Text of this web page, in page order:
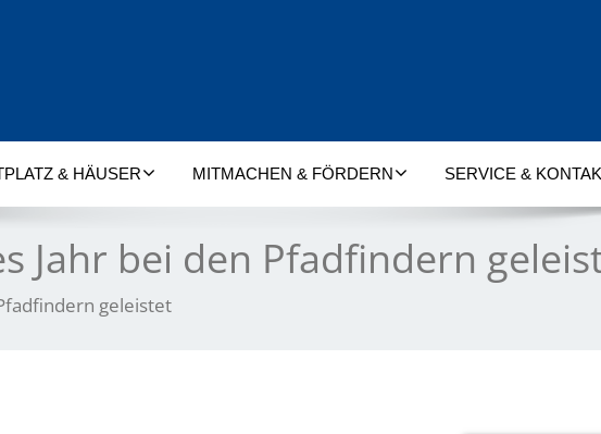
& HÄUSER MITMACHEN & FÖRDERN SERVICE &
Jahr bei den Pfadfindern
geleistet